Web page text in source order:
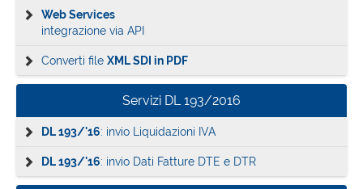
Web Services
integrazione via API
Converti file XML SDI in PDF
Servizi DL 193/2016
DL 193/'16: invio Liquidazioni IVA
DL 193/'16: invio Dati Fatture DTE e DTR